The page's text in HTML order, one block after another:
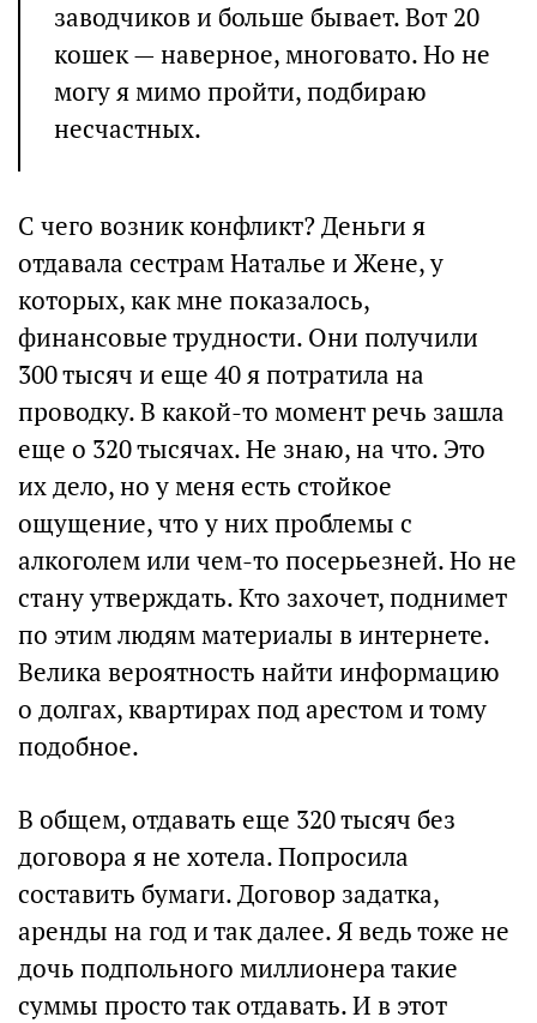
заводчиков и больше бывает. Вот 20
кошек — наверное, многовато. Но не
могу я мимо пройти, подбираю
несчастных.
С чего возник конфликт? Деньги я
отдавала сестрам Наталье и Жене, у
которых, как мне показалось,
финансовые трудности. Они получили
300 тысяч и еще 40 я потратила на
проводку. В какой-то момент речь зашла
еще о 320 тысячах. Не знаю, на что. Это
их дело, но у меня есть стойкое
ощущение, что у них проблемы с
алкоголем или чем-то посерьезней. Но не
стану утверждать. Кто захочет, поднимет
по этим людям материалы в интернете.
Велика вероятность найти информацию
о долгах, квартирах под арестом и тому
подобное.
В общем, отдавать еще 320 тысяч без
договора я не хотела. Попросила
составить бумаги. Договор задатка,
аренды на год и так далее. Я ведь тоже не
дочь подпольного миллионера такие
суммы просто так отдавать. И в этот